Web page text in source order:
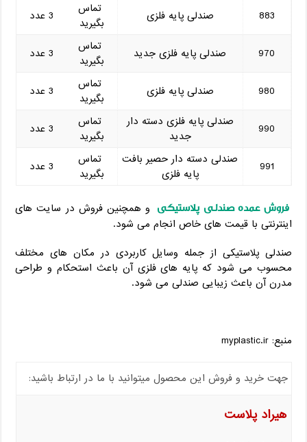
883 صندلی پایه فلزی
تماس
بگیرید
3 عدد
970 صندلی پایه فلزی جدید
تماس
بگیرید
3 عدد
980 صندلی پایه فلزی
تماس
بگیرید
3 عدد
990
صندلی پایه فلزی دسته دار
جدید
تماس
بگیرید
3 عدد
991
صندلی دسته دار حصیر بافت
پایه فلزی
تماس
بگیرید
3 عدد
فروش عمده صندلی پلاستیکی و همچنین فروش در سایت های
اینترنتی با قیمت های خاص انجام می شود.
صندلی پلاستیکی از جمله وسایل کاربردی در مکان های مختلف
محسوب می شود که پایه های فلزی آن باعث استحکام و طراحی
مدرن آن باعث زیبایی صندلی می شود.
منبع: myplastic.ir
جهت خرید و فروش این محصول میتوانید با ما در ارتباط باشید:
هیراد پلاست